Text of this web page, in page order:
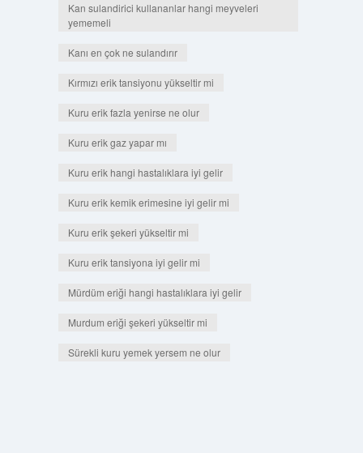
Kan sulandirici kullananlar hangi meyveleri
yememeli
Kanı en çok ne sulandırır
Kırmızı erik tansiyonu yükseltir mi
Kuru erik fazla yenirse ne olur
Kuru erik gaz yapar mı
Kuru erik hangi hastalıklara iyi gelir
Kuru erik kemik erimesine iyi gelir mi
Kuru erik şekeri yükseltir mi
Kuru erik tansiyona iyi gelir mi
Mürdüm eriği hangi hastalıklara iyi gelir
Murdum eriği şekeri yükseltir mi
Sürekli kuru yemek yersem ne olur